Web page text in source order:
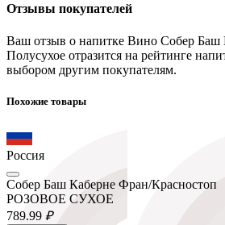
Отзывы покупателей
Ваш отзыв о напитке Вино Собер Баш
Полусухое отразится на рейтинге
выбором другим покупателям.
Похожие товары
Россия
Собер Баш Каберне Фран/Красностоп
РОЗОВОЕ СУХОЕ
789.99 ₽